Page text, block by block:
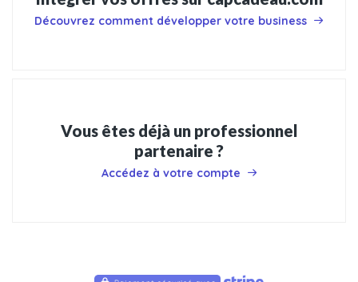
Découvrez comment développer votre business
Vous êtes déjà un professionnel
partenaire ?
Accédez à votre compte